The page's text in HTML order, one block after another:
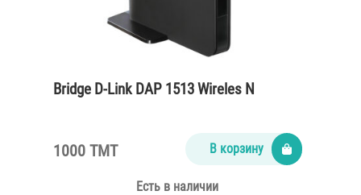
Bridge D-Link DAP 1513 Wireles N
1000 TMT В корзину
Есть в наличии